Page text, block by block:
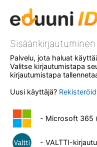
Sisäänkirjautuminen
Palvelu, jota haluat
Valitse kirjautumistapa
kirjautumistapa
Uusi käyttäjä?
- Microsoft 365
- VALTTI-